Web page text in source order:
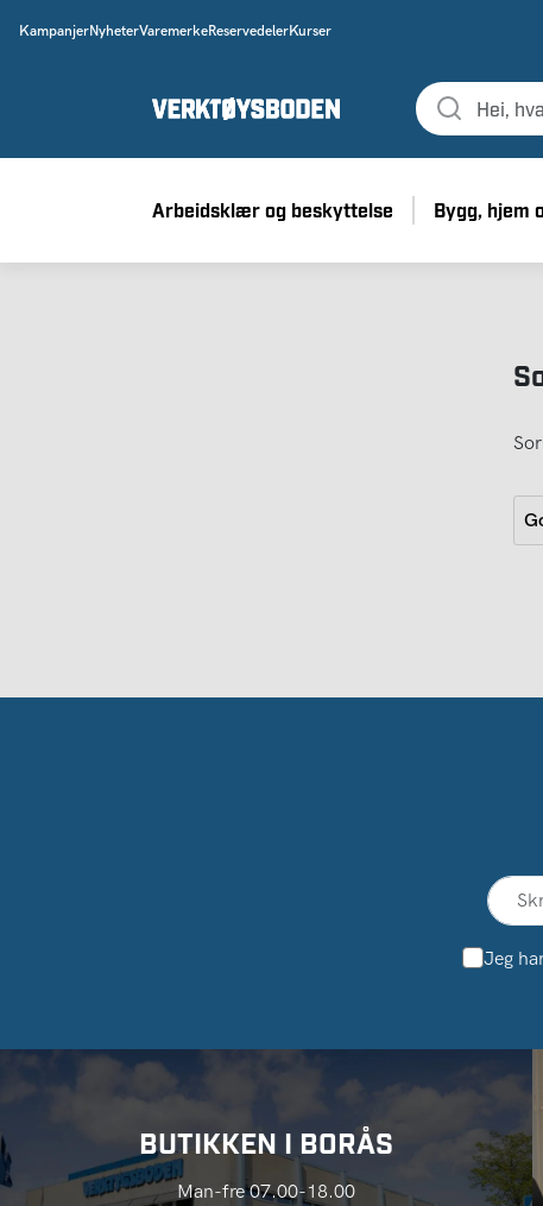
KampanjerNyheterVaremerkeReservedelerKurser
Arbeidsklær og beskyttelse Bygg, hjem
Jeg
BUTIKKEN I BORÅS
Man-fre 07.00-18.00